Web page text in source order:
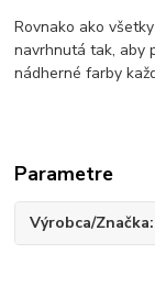
Rovnako ako
navrhnutá tak, aby
nádherné farby
Parametre
Výrobca/Značka